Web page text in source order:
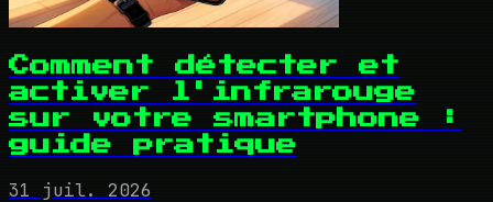
Comment détecter et
activer l'infrarouge
sur votre smartphone :
guide pratique
31 juil. 2026